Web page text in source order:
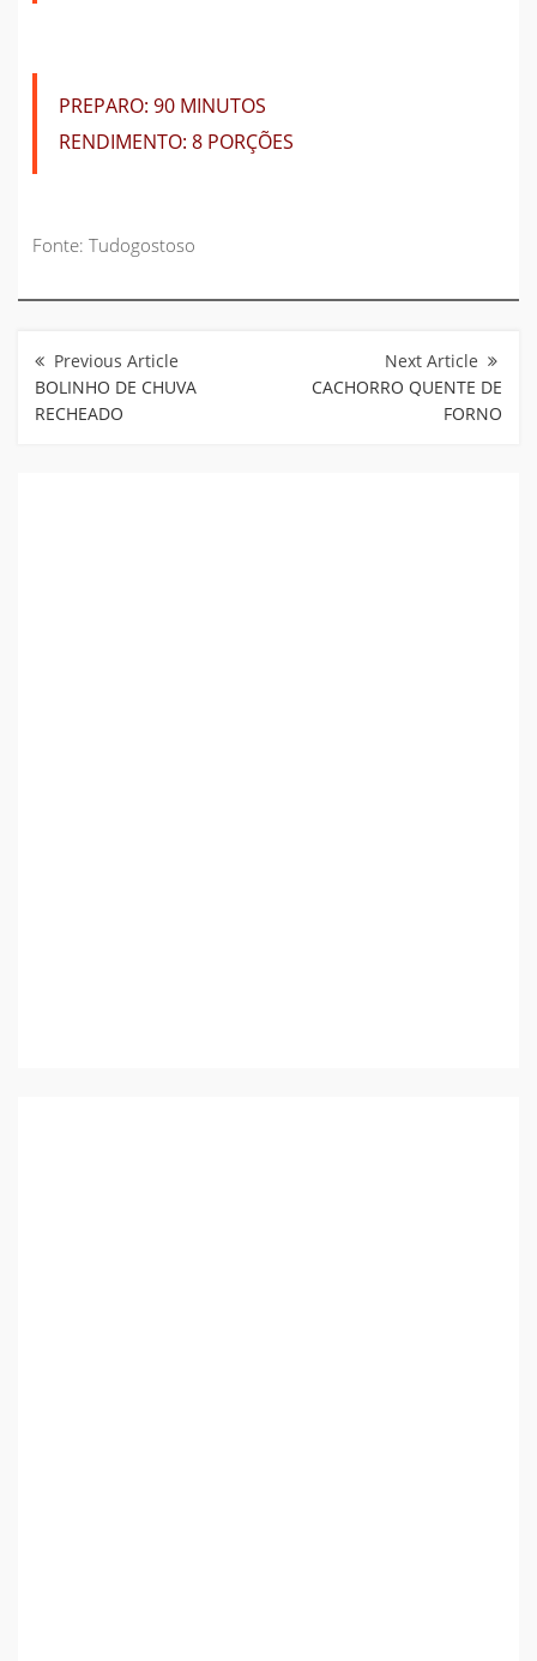
PREPARO: 90 MINUTOS
RENDIMENTO: 8 PORÇÕES
Fonte: Tudogostoso
de
Post
BOLINHO DE CHUVA
RECHEADO
CACHORRO QUENTE DE
FORNO